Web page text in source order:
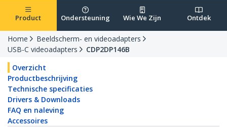
Product Ondersteuning Wie We Zijn Ontdek
Home
Beeldscherm- en videoadapters
USB-C videoadapters
CDP2DP146B
Overzicht
Productbeschrijving
Technische specificaties
Drivers & Downloads
FAQ en naleving
Accessoires